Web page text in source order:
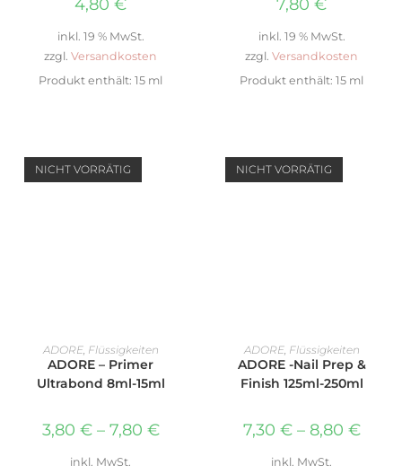
4,80 €
inkl. 19 % MwSt.
zzgl. Versandkosten
Produkt enthält: 15 ml
7,80 €
inkl. 19 % MwSt.
zzgl. Versandkosten
Produkt enthält: 15 ml
NICHT VORRÄTIG
AUSFÜHRUNG WÄHLEN
ADORE, Flüssigkeiten
ADORE – Primer
Ultrabond 8ml-15ml
3,80 €– 7,80 €
inkl. MwSt.
NICHT VORRÄTIG
AUSFÜHRUNG WÄHLEN
ADORE, Flüssigkeiten
ADORE -Nail Prep &
Finish 125ml-250ml
7,30 €– 8,80 €
inkl. MwSt.